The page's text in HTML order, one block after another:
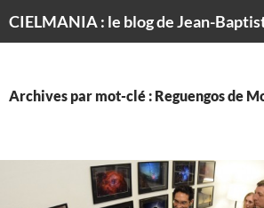
Archives par mot-clé : Reguengos de